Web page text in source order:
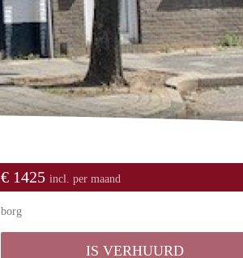
€ 1425 incl. per maand
borg
IS VERHUURD